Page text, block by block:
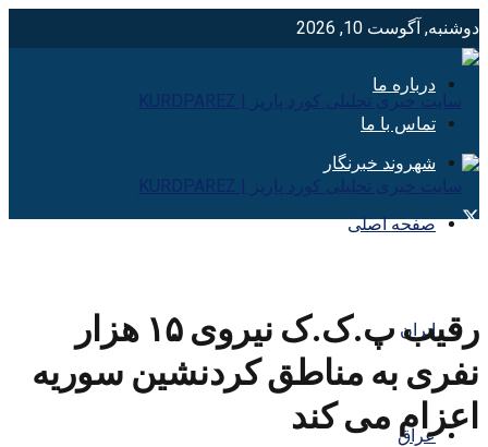
دوشنبه, آگوست 10, 2026
درباره ما
تماس با ما
شهروند خبرنگار
صفحه اصلی
ایران
عراق
رقیب پ.ک.ک نیروی ۱۵ هزار
نفری به مناطق کردنشین سوریه
اعزام می کند